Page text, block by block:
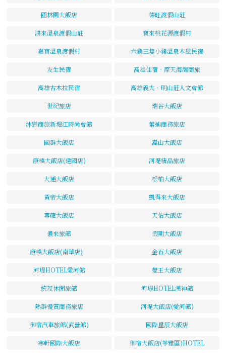
圓林園大飯店 德旺渡假山莊
鴻來溫泉渡假山莊 寶來桃花源渡假村
嘉寶溫泉渡假村 六龜三隻小豬溫泉木屋民宿
友生民宿 高雄住宿‧摩天海灣商旅
高雄古木拉民宿 高雄義大．明山莊人文會館
世紀旅店 瑞谷大飯店
沐戀商旅新堀江時尚會館 蕾迪商務旅店
國群大飯店 嵩山大飯店
康橋大飯店(建國店) 河堤精品旅店
大通大飯店 松柏大飯店
黃帝大飯店 凱得來大飯店
尊龍大飯店 天佑大飯店
儂來旅館 假期大飯店
康橋大飯店(南華店) 金石大飯店
河堤HOTEL愛河館 薆王大飯店
統茂休閒旅館 河堤HOTEL漢神館
熱群優質商務旅店 河堤大飯店(愛河館)
御宿汽車旅館(武營館) 國際星辰大飯店
寒軒國際大飯店 御宿大飯店(苓雅區)HOTEL